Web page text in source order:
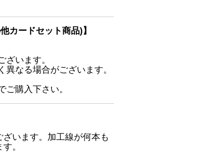
カードセット商品)】
います。
なる場合がございます。
購入下さい。
います。加工線が何本も
。